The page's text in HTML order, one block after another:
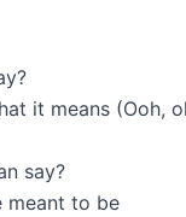
it means (Ooh,
say?
meant to be